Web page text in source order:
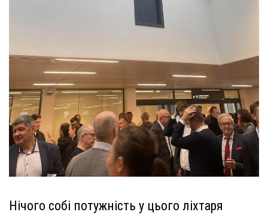
Нічого собі потужність у цього ліхтаря